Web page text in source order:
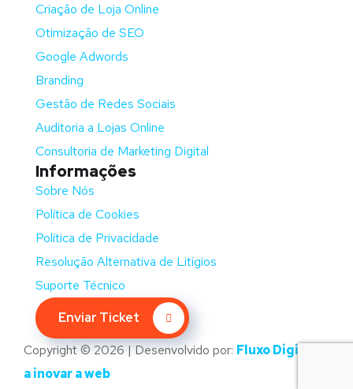
Criação de Loja Online
Otimização de SEO
Google Adwords
Branding
Gestão de Redes Sociais
Auditoria a Lojas Online
Consultoria de Marketing Digital
Informações
Sobre Nós
Política de Cookies
Política de Privacidade
Resolução Alternativa de Litígios
Suporte Técnico
Enviar Ticket
Copyright © 2026 | Desenvolvido por: Fluxo Digital –
a inovar a web